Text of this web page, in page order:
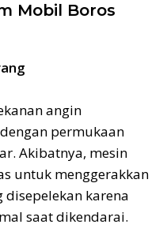
Mobil Boros
angin
permukaan
Akibatnya, mesin
untuk menggerakkan
karena
saat dikendarai.